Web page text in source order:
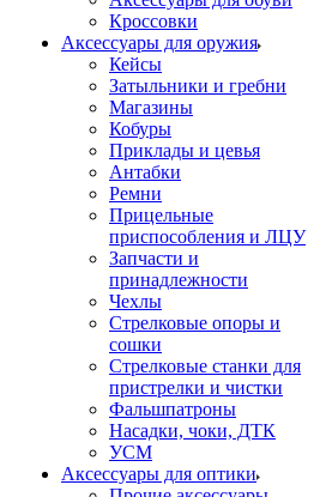
Кроссовки
Аксессуары для оружия
Кейсы
Затыльники и гребни
Магазины
Кобуры
Приклады и цевья
Антабки
Ремни
Прицельные
приспособления и ЛЦУ
Запчасти и
принадлежности
Чехлы
Стрелковые опоры и
сошки
Стрелковые станки для
пристрелки и чистки
Фальшпатроны
Насадки, чоки, ДТК
УСМ
Аксессуары для оптики